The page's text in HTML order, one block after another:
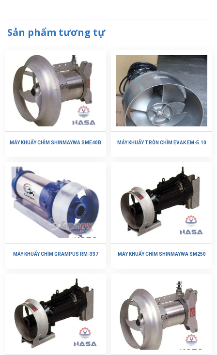
Sản phẩm tương tự
MÁY KHUẤY CHÌM SHINMAYWA SME40B MÁY KHUẤY TRỘN CHÌM EVAK EM-5.10
MÁY KHUẤY CHÌM GRAMPUS RM-337 MÁY KHUẤY CHÌM SHINMAYWA SM250